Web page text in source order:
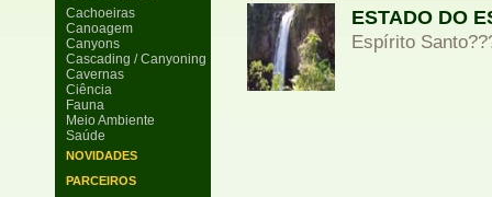
Cachoeiras
Canoagem
Canyons
Cascading / Canyoning
Cavernas
Ciência
Fauna
Meio Ambiente
Saúde
NOVIDADES
PARCEIROS
ESTADO DO
Espírito